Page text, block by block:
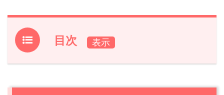
目次
1.映画『ナイトメアー・ビフォア・クリスマス』フル動画